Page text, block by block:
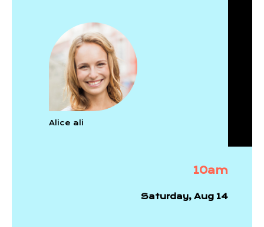
Alice ali
10am
Saturday, Aug 14